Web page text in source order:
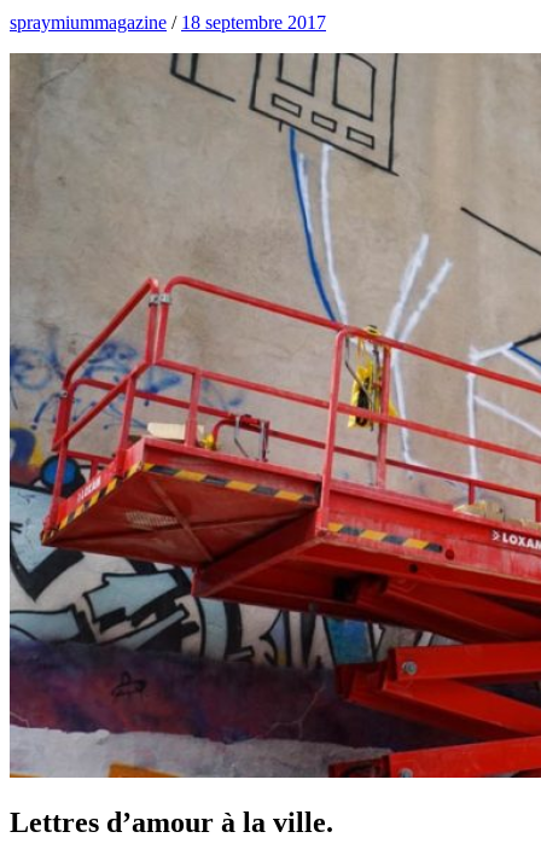
spraymiummagazine / 18 septembre 2017
Lettres d’amour à la ville.